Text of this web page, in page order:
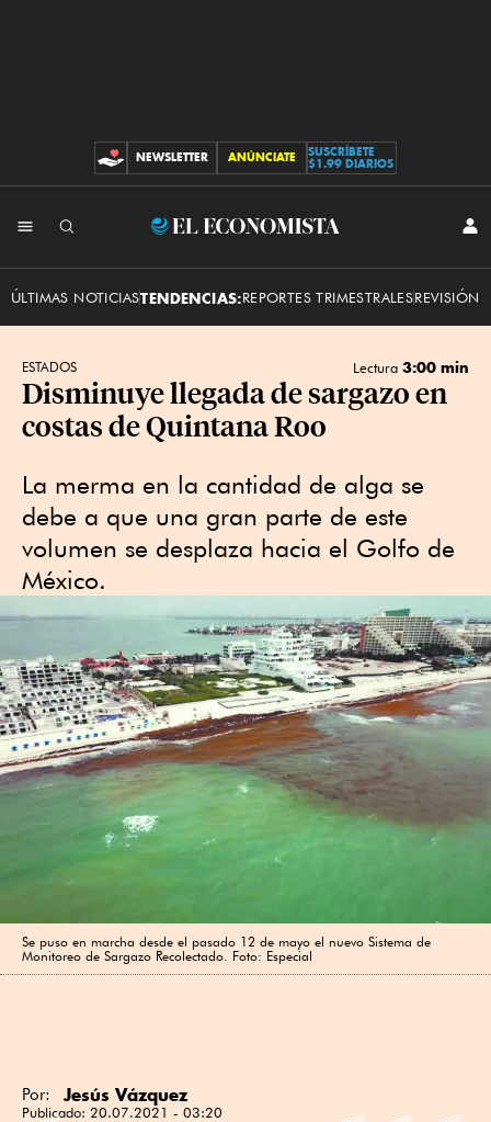
CONTRIBUCIONES
NEWSLETTER ANÚNCIATE
SUSCRÍBETE
$1.99 DIARIOS
El
ÚLTIMAS NOTICIASTENDENCIAS:REPORTES TRIMESTRALESREVISIÓN
ESTADOS Lectura 3:00 min
Disminuye llegada de sargazo en
costas de Quintana Roo
La merma en la cantidad de alga se
debe a que una gran parte de este
volumen se desplaza hacia el Golfo de
México.
Se puso en marcha desde el pasado 12 de mayo el nuevo Sistema de
Monitoreo de Sargazo Recolectado. Foto: Especial
Por: Jesús Vázquez
Publicado: 20.07.2021 - 03:20